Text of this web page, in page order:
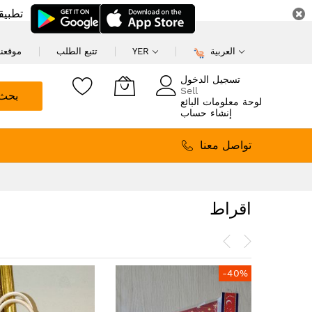
تتبع الطلب YER العربية
تسجيل الدخول
Sell
لوحة معلومات البائع
إنشاء حساب
تواصل معنا
اقراط
-40%